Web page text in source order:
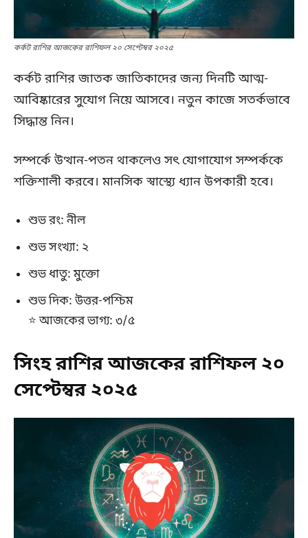
কর্কট রাশির আজকের রাশিফল ২০ সেপ্টেম্বর ২০২৫
কর্কট রাশির জাতক জাতিকাদের জন্য দিনটি আত্ম-
আবিষ্কারের সুযোগ নিয়ে আসবে। নতুন কাজে সতর্কভাবে
সিদ্ধান্ত নিন।
সম্পর্কে উত্থান-পতন থাকলেও সৎ যোগাযোগ সম্পর্ককে
শক্তিশালী করবে। মানসিক স্বাস্থ্যে ধ্যান উপকারী হবে।
শুভ রং: নীল
শুভ সংখ্যা: ২
শুভ ধাতু: মুক্তো
শুভ দিক: উত্তর-পশ্চিম
⭐ আজকের ভাগ্য: ৩/৫
সিংহ রাশির আজকের রাশিফল ২০
সেপ্টেম্বর ২০২৫